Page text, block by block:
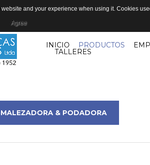
INICIO PRODUCTOS
TALLERES
& PODADORA
and your experience when using it. Cookies
Agree